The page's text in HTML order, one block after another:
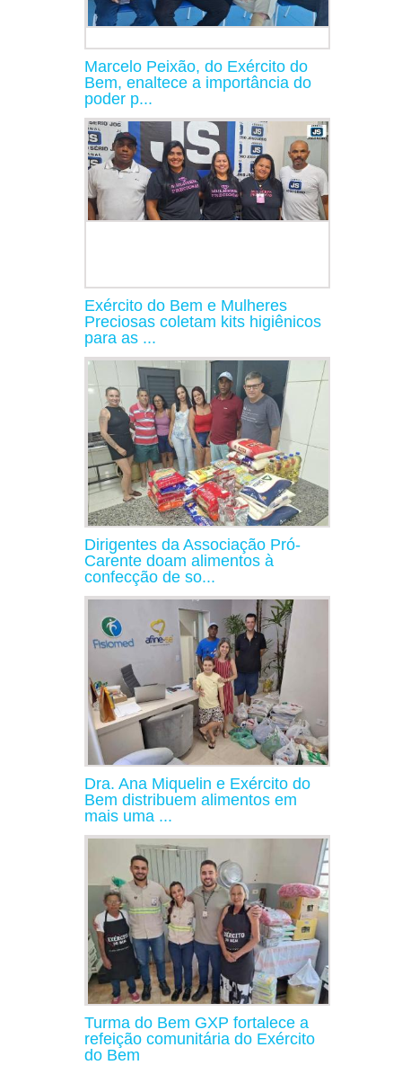
Marcelo Peixão, do Exército do
Bem, enaltece a importância do
poder p...
Exército do Bem e Mulheres
Preciosas coletam kits higiênicos
para as ...
Dirigentes da Associação Pró-
Carente doam alimentos à
confecção de so...
Dra. Ana Miquelin e Exército do
Bem distribuem alimentos em
mais uma ...
Turma do Bem GXP fortalece a
refeição comunitária do Exército
do Bem